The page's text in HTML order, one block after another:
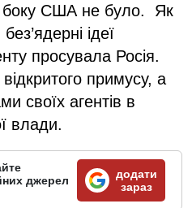
боку США не було. Як
ідеї
просувала Росія.
примусу, а
своїх агентів в
влади.
джерел
додати
зараз